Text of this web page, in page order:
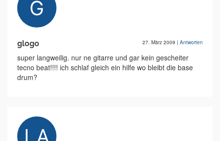
glogo 27. März 2009 | Antworten
super langweilig. nur ne gitarre und gar kein gescheiter
tecno beat!!!! ich schlaf gleich ein hilfe wo bleibt die base
drum?